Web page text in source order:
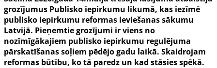
grozījumus Publisko iepirkumu likumā, kas iezīmē
publisko iepirkumu reformas ieviešanas sākumu
Latvijā. Pieņemtie grozījumi ir viens no
nozīmīgākajiem publisko iepirkumu regulējuma
pārskatīšanas soļiem pēdējo gadu laikā. Skaidrojam
reformas būtību, ko tā paredz un kad stāsies spēkā.